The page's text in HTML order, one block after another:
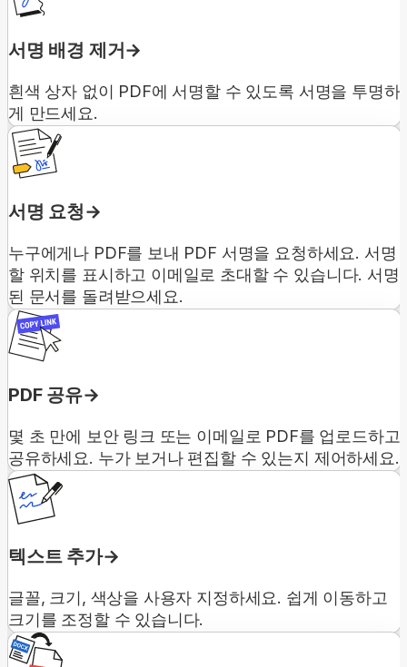
서명 배경 제거
흰색 상자 없이 PDF에 서명할 수 있도록 서명을 투명하
게 만드세요.
서명 요청
누구에게나 PDF를 보내 PDF 서명을 요청하세요. 서명
할 위치를 표시하고 이메일로 초대할 수 있습니다. 서명
된 문서를 돌려받으세요.
PDF 공유
몇 초 만에 보안 링크 또는 이메일로 PDF를 업로드하고
공유하세요. 누가 보거나 편집할 수 있는지 제어하세요.
텍스트 추가
글꼴, 크기, 색상을 사용자 지정하세요. 쉽게 이동하고
크기를 조정할 수 있습니다.